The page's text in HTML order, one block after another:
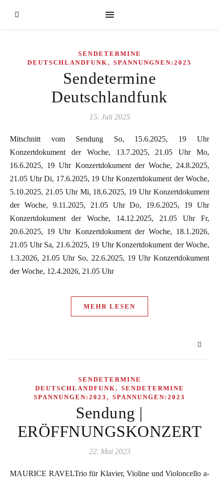
SENDETERMINE
DEUTSCHLANDFUNK , SPANNUNGNEN:2025
Sendetermine
Deutschlandfunk
15. Juli 2025
Mitschnitt vom Sendung So, 15.6.2025, 19 Uhr
Konzertdokument der Woche, 13.7.2025, 21.05 Uhr Mo,
16.6.2025, 19 Uhr Konzertdokument der Woche, 24.8.2025,
21.05 Uhr Di, 17.6.2025, 19 Uhr Konzertdokument der Woche,
5.10.2025, 21.05 Uhr Mi, 18.6.2025, 19 Uhr Konzertdokument
der Woche, 9.11.2025, 21.05 Uhr Do, 19.6.2025, 19 Uhr
Konzertdokument der Woche, 14.12.2025, 21.05 Uhr Fr,
20.6.2025, 19 Uhr Konzertdokument der Woche, 18.1.2026,
21.05 Uhr Sa, 21.6.2025, 19 Uhr Konzertdokument der Woche,
1.3.2026, 21.05 Uhr So, 22.6.2025, 19 Uhr Konzertdokument
der Woche, 12.4.2026, 21.05 Uhr
MEHR LESEN
SENDETERMINE
DEUTSCHLANDFUNK , SENDETERMINE
SPANNUNGEN:2023 , SPANNUNGEN:2023
Sendung |
ERÖFFNUNGSKONZERT
22. Mai 2023
MAURICE RAVELTrio für Klavier, Violine und Violoncello a-